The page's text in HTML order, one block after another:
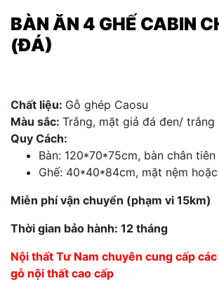
BÀN ĂN 4 GHẾ CABIN
(ĐÁ)
Chất liệu: Gỗ ghép Caosu
Màu sắc: Trắng, mặt giả đá đen/ trắng
Quy Cách:
Bàn: 120*70*75cm, bàn chân tiên
Ghế: 40*40*84cm, mặt nệm
Miễn phí vận chuyển (phạm vi 15km)
Thời gian bảo hành: 12 tháng
Nội thất Tư Nam chuyên cung cấp
gỗ nội thất cao cấp